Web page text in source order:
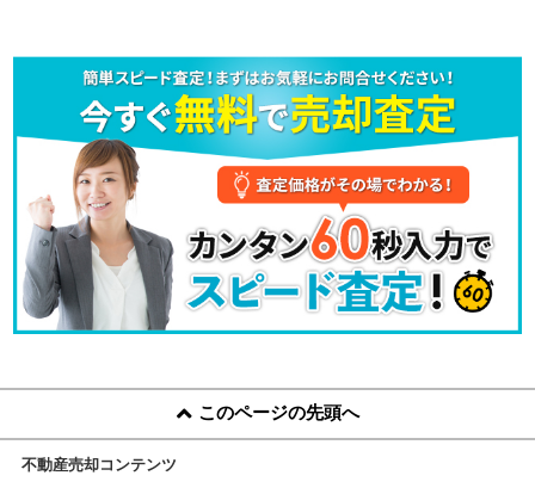
このページの先頭へ
不動産売却コンテンツ